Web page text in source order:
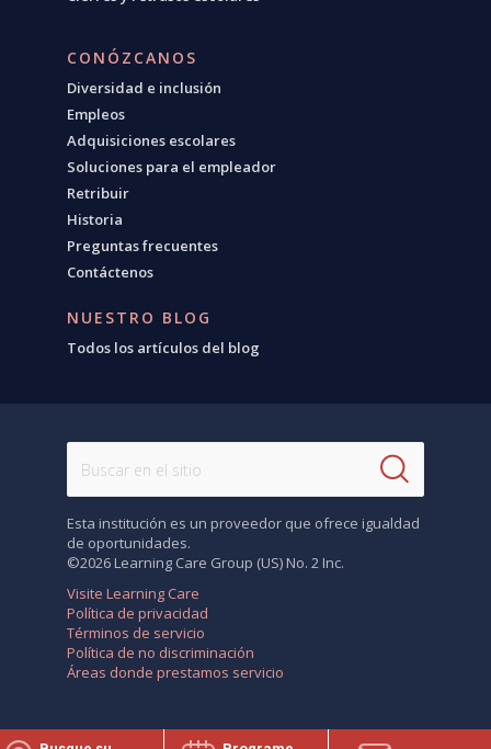
CONÓZCANOS
Diversidad e inclusión
Empleos
Adquisiciones escolares
Soluciones para el empleador
Retribuir
Historia
Preguntas frecuentes
Contáctenos
NUESTRO BLOG
Todos los artículos del blog
Esta institución es un proveedor que ofrece igualdad
de oportunidades.
©2026 Learning Care Group (US) No. 2 Inc.
Visite Learning Care
Política de privacidad
Términos de servicio
Política de no discriminación
Áreas donde prestamos servicio